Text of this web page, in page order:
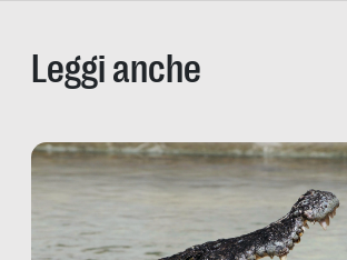
Leggi anche